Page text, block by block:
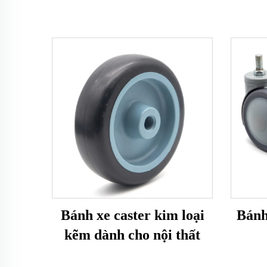
Bánh xe caster kim loại
kẽm dành cho nội thất